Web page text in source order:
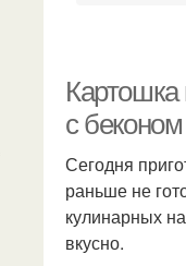
Картошка
с
Сегодня
раньше не
кулинарных
вкусно.